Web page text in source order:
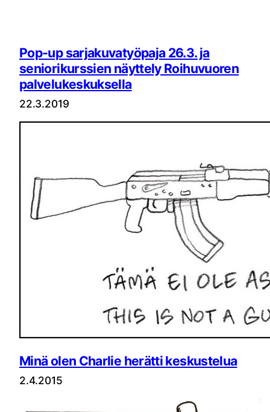
Pop-up sarjakuvatyöpaja 26.3. ja
seniorikurssien näyttely Roihuvuoren
palvelukeskuksella
22.3.2019
Minä olen Charlie herätti keskustelua
2.4.2015